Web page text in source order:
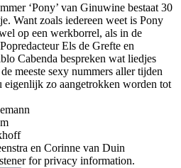
‘Pony’ van Ginuwine bestaat 30
Want zoals iedereen weet is Pony
op een werkborrel, als in de
Els de Grefte en
Cabenda bespreken wat liedjes
meeste sexy nummers aller tijden
eigenlijk zo aangetrokken worden tot
en Corinne van Duin
for privacy information.